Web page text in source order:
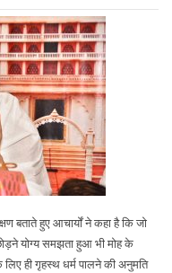
बताते हुए आचार्यों ने कहा है कि जो
योग्य समझता हुआ भी मोह के
ही गृहस्थ धर्म पालने की अनुमति